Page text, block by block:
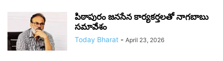
పిఠాపురం జనసేన కార్యకర్తలతో నాగబాబు
సమావేశం
Today Bharat - April 23, 2026